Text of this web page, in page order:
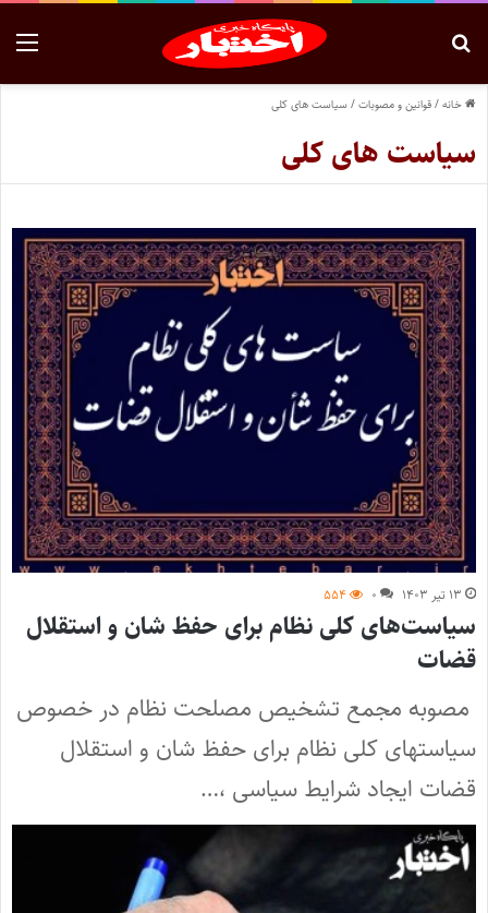
خانه/قوانین و مصوبات/سیاست های کلی
سیاست های کلی
۱۳ تیر ۱۴۰۳ ۰ ۵۵۴
سیاست‌های کلی نظام برای حفظ شان و استقلال
قضات
مصوبه مجمع تشخیص مصلحت نظام در خصوص
سیاستهای کلی نظام برای حفظ شان و استقلال
قضات ایجاد شرایط سیاسی ،…